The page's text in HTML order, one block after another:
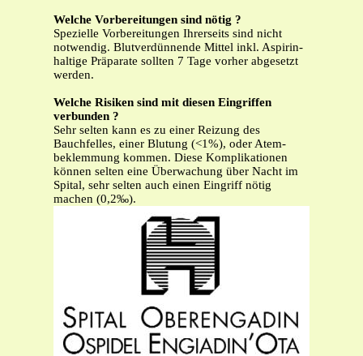
Welche Vorbereitungen sind nötig ?
Spezielle Vorbereitungen Ihrerseits sind nicht
notwendig. Blutverdünnende Mittel inkl. Aspirin-
haltige Präparate sollten 7 Tage vorher abgesetzt
werden.
Welche Risiken sind mit diesen Eingriffen
verbunden ?
Sehr selten kann es zu einer Reizung des
Bauchfelles, einer Blutung (<1%), oder Atem-
beklemmung kommen. Diese Komplikationen
können selten eine Überwachung über Nacht im
Spital, sehr selten auch einen Eingriff nötig
machen (0,2‰).